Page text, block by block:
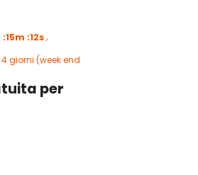
:15m :11s
4 giorni (week end
per